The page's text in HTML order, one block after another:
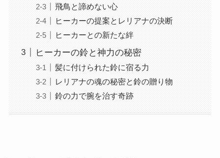
飛鳥と諦めない心
ヒーカーの提案とレリアナの決断
ヒーカーとの新たな絆
ヒーカーの鈴と神力の秘密
髪に付けられた鈴に宿る力
レリアナの魂の秘密と鈴の贈り物
鈴の力で腕を治す奇跡